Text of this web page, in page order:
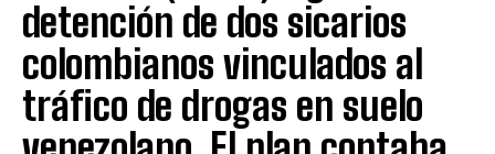
detención de dos sicarios
colombianos vinculados al
tráfico de drogas en suelo